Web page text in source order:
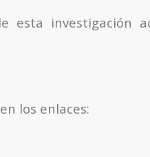
esta investigación
los enlaces: